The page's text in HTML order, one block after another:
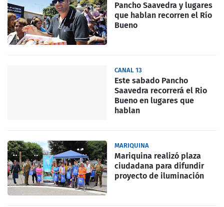
Pancho Saavedra y lugares
que hablan recorren el Río
Bueno
CANAL 13
Este sabado Pancho
Saavedra recorrerá el Rio
Bueno en lugares que
hablan
MARIQUINA
Mariquina realizó plaza
ciudadana para difundir
proyecto de iluminación